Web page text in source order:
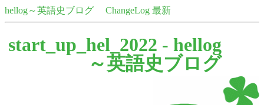
hellog～英語史ブログ ChangeLog 最新
start_up_hel_2022 - hellog
～英語史ブログ